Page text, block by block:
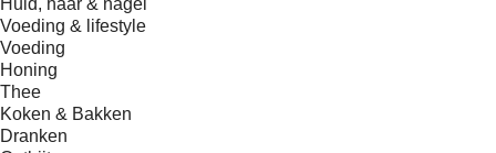
Voeding & lifestyle
Voeding
Honing
Thee
Koken & Bakken
Dranken